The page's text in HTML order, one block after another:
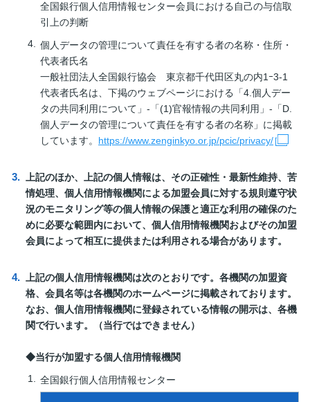
全国銀行個人信用情報センター会員における自己の与信取
引上の判断
個人データの管理について責任を有する者の名称・住所・
代表者氏名
一般社団法人全国銀行協会 東京都千代田区丸の内1ｰ3-1
代表者氏名は、下掲のウェブページにおける「4.個人デー
タの共同利用について」-「(1)官報情報の共同利用」-「D.
個人データの管理について責任を有する者の名称」に掲載
しています。 https://www.zenginkyo.or.jp/pcic/privacy/
上記のほか、上記の個人情報は、その正確性・最新性維持、苦
情処理、個人信用情報機関による加盟会員に対する規則遵守状
況のモニタリング等の個人情報の保護と適正な利用の確保のた
めに必要な範囲内において、個人信用情報機関およびその加盟
会員によって相互に提供または利用される場合があります。
上記の個人信用情報機関は次のとおりです。各機関の加盟資
格、会員名等は各機関のホームページに掲載されております。
なお、個人信用情報機関に登録されている情報の開示は、各機
関で行います。（当行ではできません）
◆当行が加盟する個人信用情報機関
全国銀行個人信用情報センター